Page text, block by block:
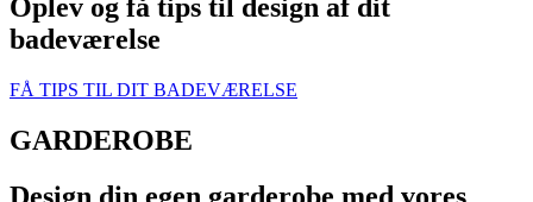
Oplev og få tips til design af dit
badeværelse
FÅ TIPS TIL DIT BADEVÆRELSE
GARDEROBE